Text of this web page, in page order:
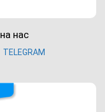
нас
TELEGRAM